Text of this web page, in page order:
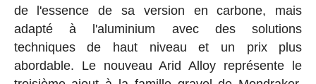
de l'essence de sa version en carbone, mais
adapté à l'aluminium avec des solutions
techniques de haut niveau et un prix plus
abordable. Le nouveau Arid Alloy représente le